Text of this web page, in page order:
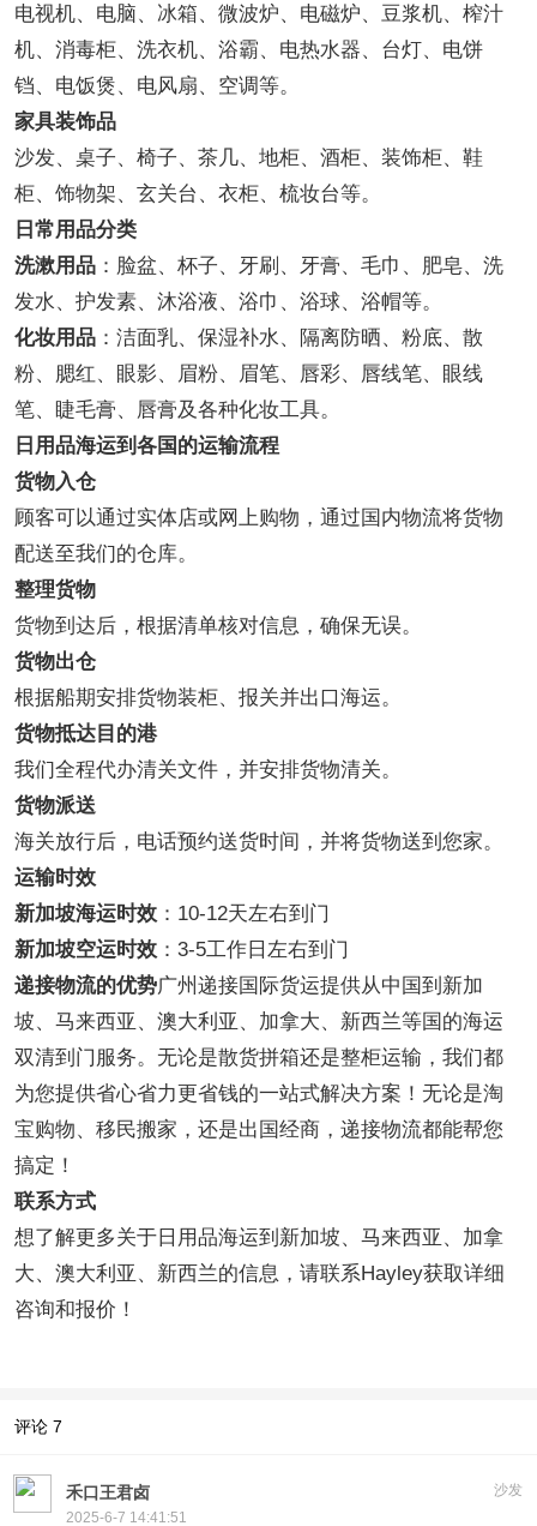
电视机、电脑、冰箱、微波炉、电磁炉、豆浆机、榨汁
机、消毒柜、洗衣机、浴霸、电热水器、台灯、电饼
铛、电饭煲、电风扇、空调等。
家具装饰品
沙发、桌子、椅子、茶几、地柜、酒柜、装饰柜、鞋
柜、饰物架、玄关台、衣柜、梳妆台等。
日常用品分类
洗漱用品 ：脸盆、杯子、牙刷、牙膏、毛巾、肥皂、洗
发水、护发素、沐浴液、浴巾、浴球、浴帽等。
化妆用品 ：洁面乳、保湿补水、隔离防晒、粉底、散
粉、腮红、眼影、眉粉、眉笔、唇彩、唇线笔、眼线
笔、睫毛膏、唇膏及各种化妆工具。
日用品海运到各国的运输流程
货物入仓
顾客可以通过实体店或网上购物，通过国内物流将货物
配送至我们的仓库。
整理货物
货物到达后，根据清单核对信息，确保无误。
货物出仓
根据船期安排货物装柜、报关并出口海运。
货物抵达目的港
我们全程代办清关文件，并安排货物清关。
货物派送
海关放行后，电话预约送货时间，并将货物送到您家。
运输时效
新加坡海运时效 ：10-12天左右到门
新加坡空运时效 ：3-5工作日左右到门
递接物流的优势广州递接国际货运提供从中国到新加
坡、马来西亚、澳大利亚、加拿大、新西兰等国的海运
双清到门服务。无论是散货拼箱还是整柜运输，我们都
为您提供省心省力更省钱的一站式解决方案！无论是淘
宝购物、移民搬家，还是出国经商，递接物流都能帮您
搞定！
联系方式
想了解更多关于日用品海运到新加坡、马来西亚、加拿
大、澳大利亚、新西兰的信息，请联系Hayley获取详细
咨询和报价！
评论 7
沙发
禾口王君卤
2025-6-7 14:41:51